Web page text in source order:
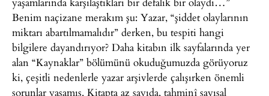
Benim naçizane merakım şu: Yazar, “şiddet olaylarının
miktarı abartılmamalıdır” derken, bu tespiti hangi
bilgilere dayandırıyor? Daha kitabın ilk sayfalarında yer
alan “Kaynaklar” bölümünü okuduğumuzda görüyoruz
ki, çeşitli nedenlerle yazar arşivlerde çalışırken önemli
sorunlar yaşamış. Kitapta az sayıda, tahminî sayısal